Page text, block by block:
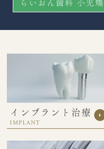
インプラント治療
IMPLANT